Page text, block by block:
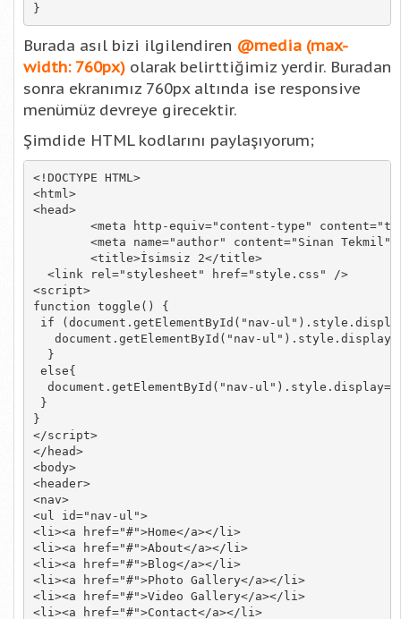
}
Burada asıl bizi ilgilendiren @media (max-
width: 760px) olarak belirttiğimiz yerdir. Buradan
sonra ekranımız 760px altında ise responsive
menümüz devreye girecektir.
Şimdide HTML kodlarını paylaşıyorum;
<!DOCTYPE HTML>
<html>
<head>
  <link rel="stylesheet" href="style.css" />
<script>
function toggle() {
if (document.getElementById("nav-
document.getElementById("nav-
  }
else{
document.getElementById("nav-
}
}
</script>
</head>
<body>
<header>
<nav>
<ul id="nav-ul">
<li><a href="#">Home</a></li>
<li><a href="#">About</a></li>
<li><a href="#">Blog</a></li>
<li><a href="#">Photo Gallery</a></li>
<li><a href="#">Video Gallery</a></li>
<li><a href="#">Contact</a></li>